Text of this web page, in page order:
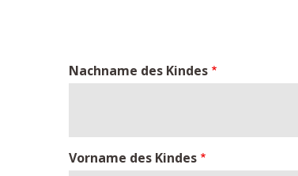
Nachname des Kindes
Vorname des Kindes